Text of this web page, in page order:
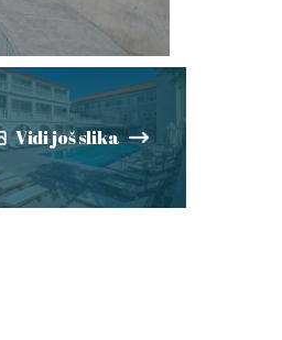
Vidi još slika